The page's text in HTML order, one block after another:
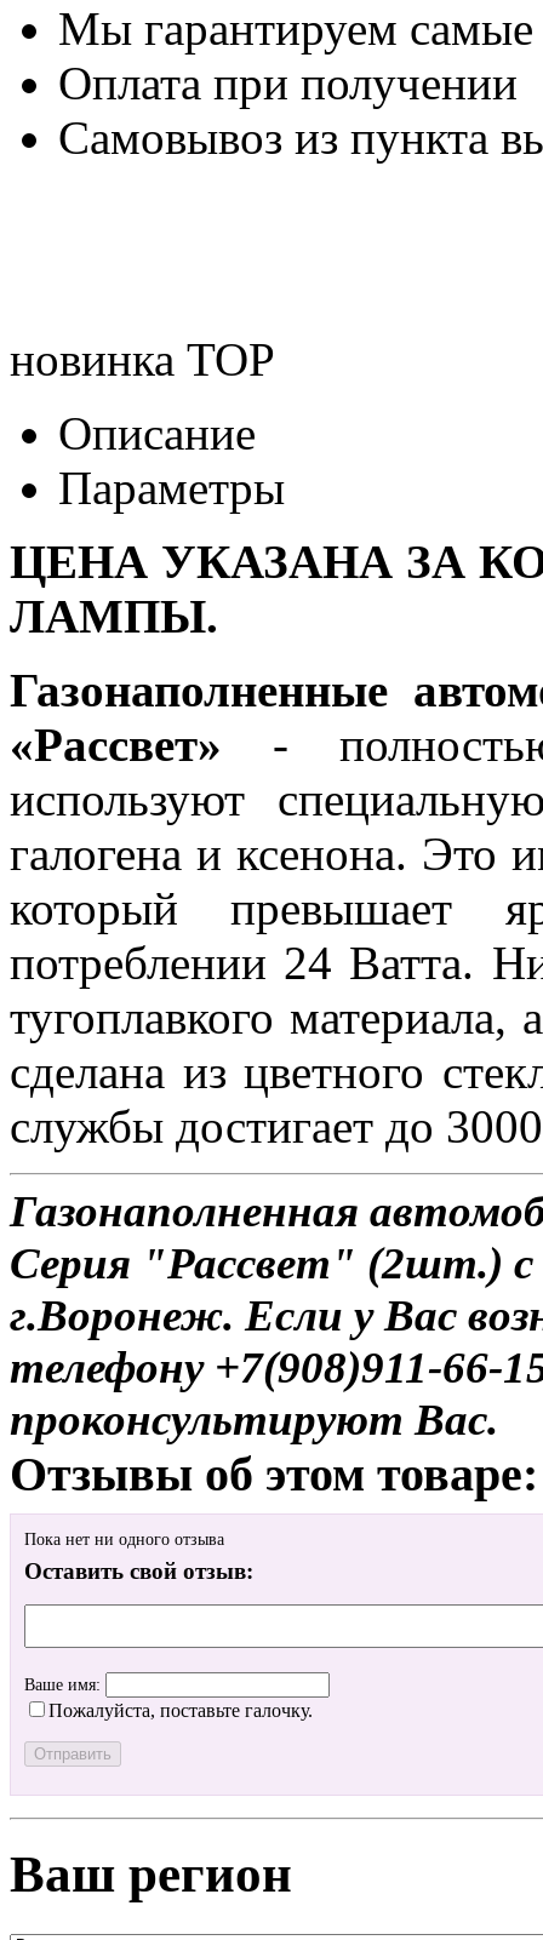
Мы гарантируем
Оплата при получении
Самовывоз из пункта
новинка TOP
Описание
Параметры
ЦЕНА УКАЗАНА ЗА
ЛАМПЫ.
Газонаполненные
«Рассвет» -
используют
галогена и ксенона. Это
который превышает
потреблении 24 Ватта.
тугоплавкого
сделана из цветного
службы достигает до
Газонаполненная
Серия "Рассвет" (2шт.) с
г.Воронеж. Если у Вас
телефону +7(908)911-
проконсультируют Вас.
Отзывы об этом товаре:
Пока нет ни одного отзыва
Оставить свой отзыв:
Ваше имя:
Пожалуйста, поставьте галочку.
Ваш регион